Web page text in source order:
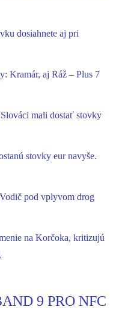
dosiahnete aj pri
Kramár, aj Ráž – Plus 7
mali dostať stovky
stovky eur navyše.
pod vplyvom drog
na Korčoka, kritizujú
9 PRO NFC